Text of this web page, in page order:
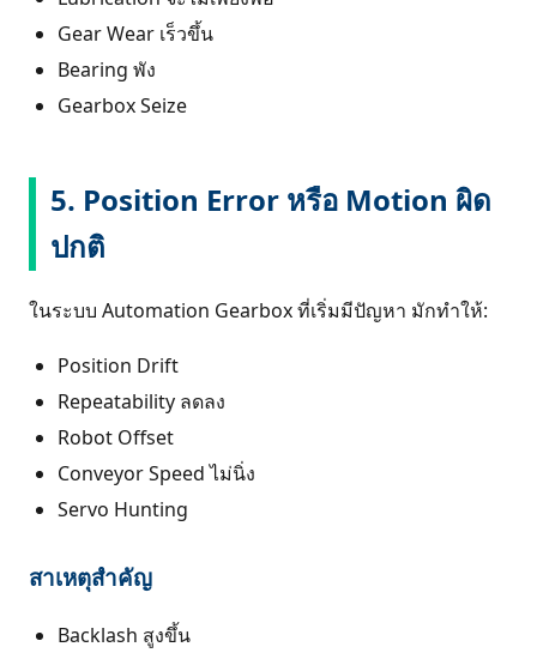
Gear Wear เร็วขึ้น
Bearing พัง
Gearbox Seize
5. Position Error หรือ Motion ผิด
ปกติ
ในระบบ Automation Gearbox ที่เริ่มมีปัญหา มักทำให้:
Position Drift
Repeatability ลดลง
Robot Offset
Conveyor Speed ไม่นิ่ง
Servo Hunting
สาเหตุสำคัญ
Backlash สูงขึ้น